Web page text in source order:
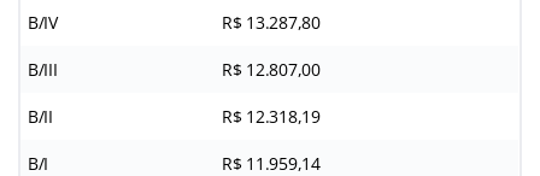
B/IV R$ 13.287,80
B/III R$ 12.807,00
B/II R$ 12.318,19
B/I R$ 11.959,14